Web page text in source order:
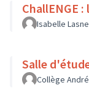
ChallENGE
Isabelle
Salle
Collège